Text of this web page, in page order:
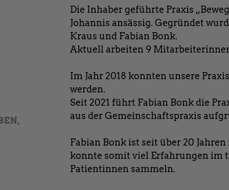
Die Inhaber geführte Praxis
Johannis ansässig. Gegründet
Kraus und Fabian Bonk.
Aktuell arbeiten 9
Im Jahr 2018 konnten unsere
werden.
Seit 2021 führt Fabian Bonk die
aus der Gemeinschaftspraxis
Fabian Bonk ist seit über 20
konnte somit viel Erfahrungen im
Patientinnen sammeln.